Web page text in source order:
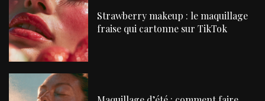
Strawberry makeup : le maquillage
fraise qui cartonne sur TikTok